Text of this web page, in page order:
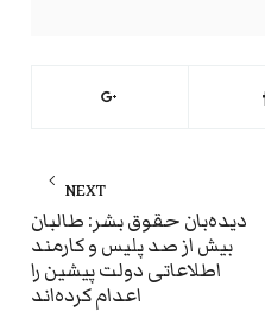
NEXT
دیده‌بان حقوق بشر: طالبان
بیش از صد پلیس و کارمند
اطلاعاتی دولت پیشین را
اعدام کرده‌اند